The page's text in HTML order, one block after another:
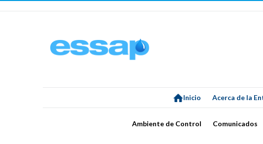
Inicio Acerca de la
Ambiente de Control Comunicados